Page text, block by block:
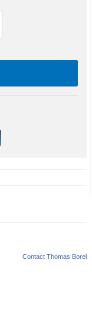
Contact Thomas Borel